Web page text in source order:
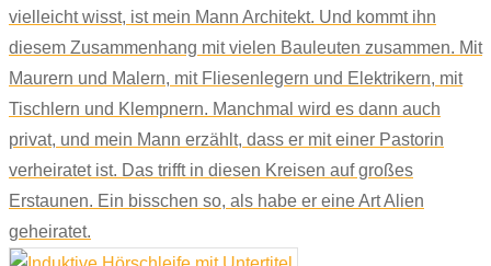
vielleicht wisst, ist mein Mann Architekt. Und kommt ihn
diesem Zusammenhang mit vielen Bauleuten zusammen. Mit
Maurern und Malern, mit Fliesenlegern und Elektrikern, mit
Tischlern und Klempnern. Manchmal wird es dann auch
privat, und mein Mann erzählt, dass er mit einer Pastorin
verheiratet ist. Das trifft in diesen Kreisen auf großes
Erstaunen. Ein bisschen so, als habe er eine Art Alien
geheiratet.